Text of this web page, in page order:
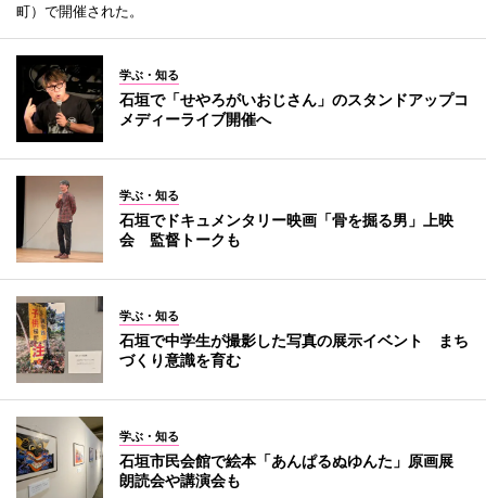
町）で開催された。
学ぶ・知る
石垣で「せやろがいおじさん」のスタンドアップコ
メディーライブ開催へ
学ぶ・知る
石垣でドキュメンタリー映画「骨を掘る男」上映
会 監督トークも
学ぶ・知る
石垣で中学生が撮影した写真の展示イベント まち
づくり意識を育む
学ぶ・知る
石垣市民会館で絵本「あんぱるぬゆんた」原画展
朗読会や講演会も